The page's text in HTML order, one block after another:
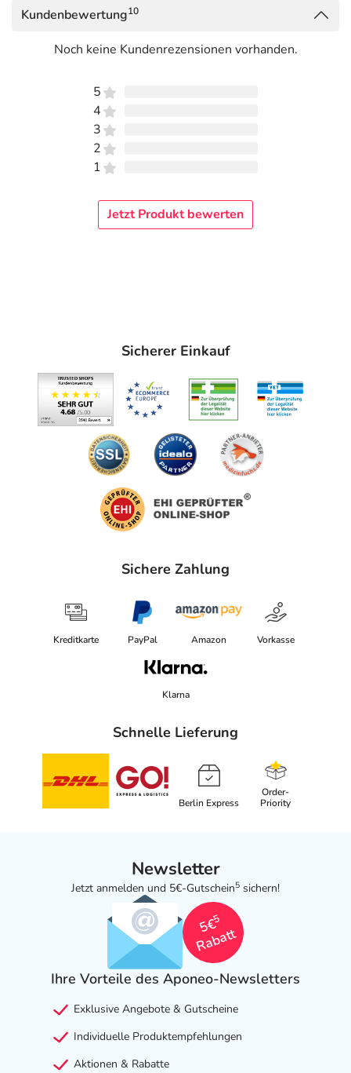
Kundenbewertung10
Noch keine Kundenrezensionen vorhanden.
5
4
3
2
1
Jetzt Produkt bewerten
Sicherer Einkauf
Sichere Zahlung
Kreditkarte PayPal Amazon Vorkasse
Klarna
Schnelle Lieferung
Berlin Express
Order-
Priority
Newsletter
Jetzt anmelden und 5€-Gutschein5 sichern!
5€
5
Rabatt
Ihre Vorteile des Aponeo-Newsletters
Exklusive Angebote & Gutscheine
Individuelle Produktempfehlungen
Aktionen & Rabatte